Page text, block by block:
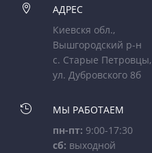

АДРЕС
Киевскя обл.,
Вышгородский р-н
с. Старые Петровцы,
ул. Дубровского 8б

МЫ РАБОТАЕМ
пн-пт: 9:00-17:30
сб: выходной